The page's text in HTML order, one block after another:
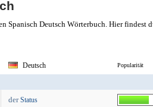
Spanisch Deutsch Wörterbuch. Hier findest
Deutsch Popularität
derStatus